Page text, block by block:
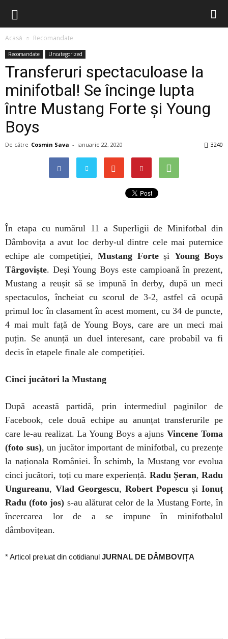
Acasă Recomandate
Recomandate Uncategorized
Transferuri spectaculoase la
minifotbal! Se încinge lupta
între Mustang Forte și Young
Boys
De către Cosmin Sava - ianuarie 22, 2020 3240
În etapa cu numărul 11 a Superligii de Minifotbal din
Dâmbovița a avut loc derby-ul dintre cele mai puternice
echipe ale competiției,Mustang Forteși Young Boys
Târgoviște. Deși Young Boys este campioană în prezent,
Mustang a reușit să se impună în derby, după un meci
spectaculos, încheiat cu scorul de 3-2, astfel că ocupă
primul loc în clasament în acest moment, cu 34 de puncte,
4 mai mult față de Young Boys, care are un meci mai
puțin. Se anunță un duel interesant, care probabil va fi
decis în etapele finale ale competiției.
Cinci jucători la Mustang
După această partidă, prin intermediul paginilor de
Facebook, cele două echipe au anunțat transferurile pe
care le-au realizat. La Young Boys a ajunsVincene Toma
(foto sus), un jucător important de minifotbal, cu prezențe
la naționala României. În schimb, la Mustang vor evolua
cinci jucători, toți cu mare experiență. Radu Șeran, Radu
Ungureanu, Vlad Georgescu, Robert Popescu și Ionuț
Radu (foto jos) s-au alăturat celor de la Mustang Forte, în
încercarea lor de a se impune în minifotbalul
dâmbovițean.
* Articol preluat din cotidianul JURNAL DE DÂMBOVIȚA